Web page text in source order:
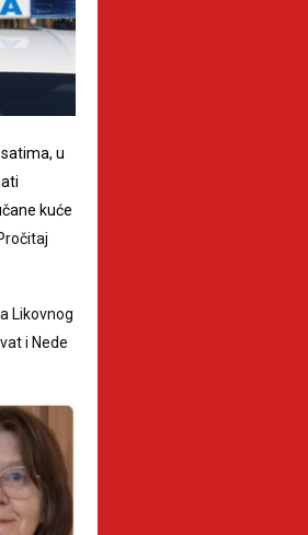
u
kuće
Likovnog
i Nede